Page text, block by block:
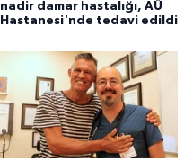
nadir damar hastalığı, AÜ
Hastanesi'nde tedavi edildi